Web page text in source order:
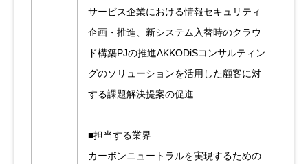
サービス企業における情報セキュリティ
企画・推進、新システム入替時のクラウ
ド構築PJの推進AKKODiSコンサルティン
グのソリューションを活用した顧客に対
する課題解決提案の促進
■担当する業界
カーボンニュートラルを実現するための